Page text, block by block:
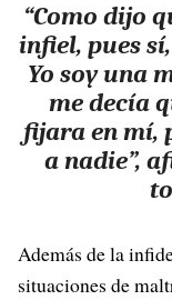
“Como dijo
infiel, pues
Yo soy una
me decía
fijara en mí,
a nadie”,
Además de la
situaciones de